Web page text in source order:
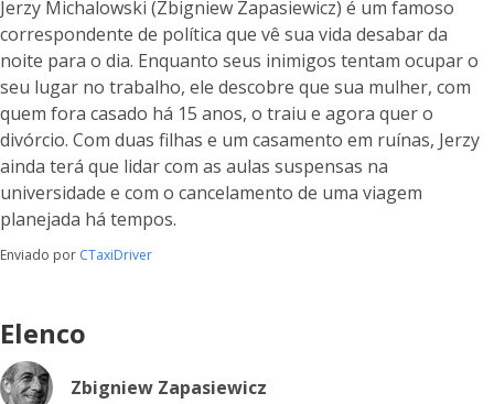
Jerzy Michalowski (Zbigniew Zapasiewicz) é um famoso
correspondente de política que vê sua vida desabar da
noite para o dia. Enquanto seus inimigos tentam ocupar o
seu lugar no trabalho, ele descobre que sua mulher, com
quem fora casado há 15 anos, o traiu e agora quer o
divórcio. Com duas filhas e um casamento em ruínas, Jerzy
ainda terá que lidar com as aulas suspensas na
universidade e com o cancelamento de uma viagem
planejada há tempos.
Enviado por CTaxiDriver
Elenco
Zbigniew Zapasiewicz